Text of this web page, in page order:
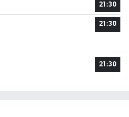
21:30
21:30
21:30